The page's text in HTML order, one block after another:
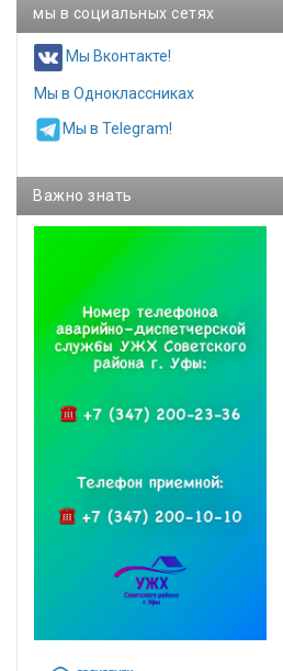
мы в социальных сетях
Мы Вконтакте!
Мы в Одноклассниках
Мы в Telegram!
Важно знать